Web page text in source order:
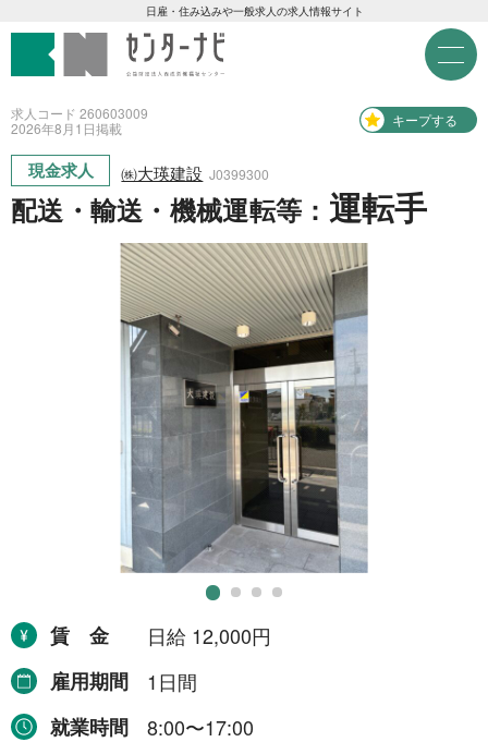
M
e
n
u
センターナビ 公益財団法
日雇・住み込みや一般求人の求人情報サイト
急募現金求人
急募契約求人
高齢者活躍求人
LINE応募可求人
はじめての方へ
事業主の皆様へ
雇用期間から探す
1日間(8月7日(金))
5日間
10日間
15日間
求人コード 260603009
2026年8月1日掲載 キープする
現金求人 ㈱大瑛建設 J0399300
配送・輸送・機械運転等： 運転手
賃金
日給 12,000円
雇用期間
1日間
就業時間
8:00〜17:00